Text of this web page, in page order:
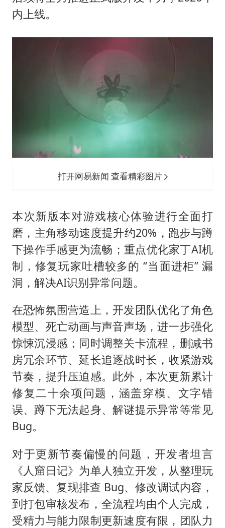
乐享全民健身 共筑健康中国
内上线。
打开网易新闻 查看精彩图片
本次新版本对游戏核心体验进行全面打
磨，主角移动速度提升约20%，跑步与蹲
下操作手感更为流畅；重点优化家丁AI机
制，修复玩家吐槽较多的 “当面进柜” 漏
洞，解决AI识别异常问题。
在恐怖氛围营造上，开发团队优化了角色
模型、死亡动画与声音声场，进一步强化
惊悚沉浸感；同时调整关卡流程，删减书
房冗余环节、延长追逐战时长，收紧游戏
节奏，提升压迫感。此外，本次更新累计
修复二十余项问题，涵盖穿模、文字错
误、蹲下无法起身、解谜提示异常等常见
Bug。
对于更新节奏偏慢的问题，开发者坦言
《人窟日记》为单人独立开发，从整理玩
家反馈、复现排查 Bug、修改调试内容，
到打包审核发布，全流程均由个人完成，
受精力与能力限制更新速度有限，团队力